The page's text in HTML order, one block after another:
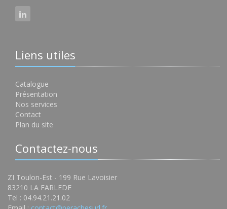
Liens utiles
Catalogue
Présentation
Nos services
Contact
Plan du site
Contactez-nous
ZI Toulon-Est - 199 Rue Lavoisier
83210 LA FARLEDE
Tel : 04.94.21.21.02